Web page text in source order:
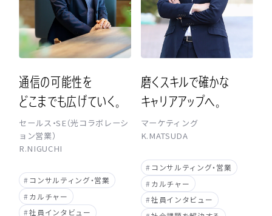
通信の可能性を
どこまでも広げていく 。
セールス・SE（光コラボレーシ
ョン営業）
R.NIGUCHI
#コンサルティング・営業
#カルチャー
#社員インタビュー
磨く スキルで確かな
キャリアアップへ 。
マーケティング
K.MATSUDA
#コンサルティング・営業
#カルチャー
#社員インタビュー